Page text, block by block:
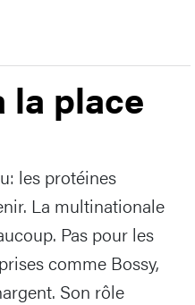
la place
les protéines
La multinationale
Pas pour les
comme Bossy,
Son rôle